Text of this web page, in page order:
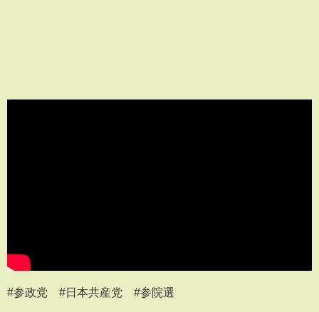
#参政党 #日本共産党 #参院選